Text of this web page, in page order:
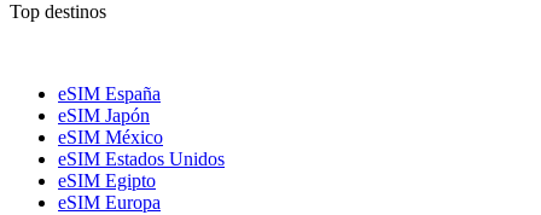
Top destinos
eSIM España
eSIM Japón
eSIM México
eSIM Estados Unidos
eSIM Egipto
eSIM Europa